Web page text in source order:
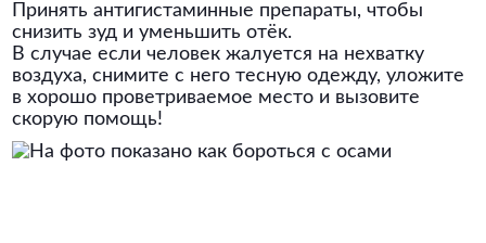
Принять антигистаминные препараты, чтобы
снизить зуд и уменьшить отёк.
В случае если человек жалуется на нехватку
воздуха, снимите с него тесную одежду, уложите
в хорошо проветриваемое место и вызовите
скорую помощь!